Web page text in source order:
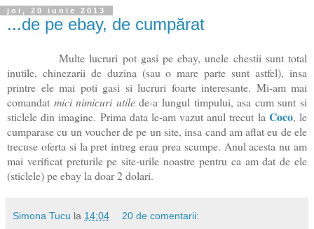
joi, 20 iunie 2013
...de pe ebay, de cumpărat
Multe lucruri pot gasi pe ebay, unele chestii sunt total
inutile, chinezarii de duzina (sau o mare parte sunt astfel), insa
printre ele mai poti gasi si lucruri foarte interesante. Mi-am mai
comandat mici nimicuri utilede-a lungul timpului, asa cum sunt si
sticlele din imagine. Prima data le-am vazut anul trecut la Coco, le
cumparase cu un voucher de pe un site, insa cand am aflat eu de ele
trecuse oferta si la pret intreg erau prea scumpe. Anul acesta nu am
mai verificat preturile pe site-urile noastre pentru ca am dat de ele
(sticlele) pe ebay la doar 2 dolari.
Simona Tucu la 14:04 20 de comentarii: